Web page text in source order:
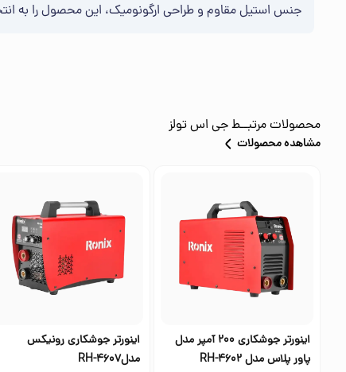
جنس استیل مقاوم و طراحی ارگونومیک، این محصول را به
محصولات مرتبــطجی اس تولز
مشاهده محصولات
اینورتر جوشکاری 200 آمپر مدل
پاور پلاس مدل RH-4602
اینورتر جوشکاری رونیکس
مدلRH-4607